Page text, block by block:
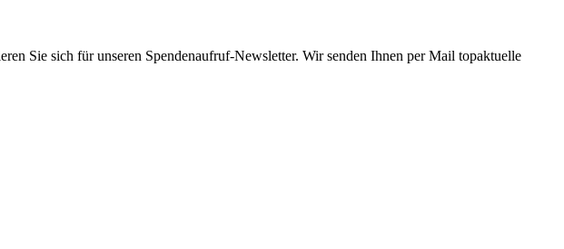
Sie sich für unseren Spendenaufruf-Newsletter. Wir senden Ihnen per Mail topaktuelle